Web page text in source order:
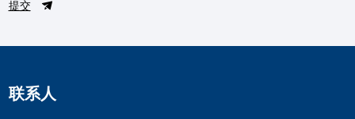
提交
联系人